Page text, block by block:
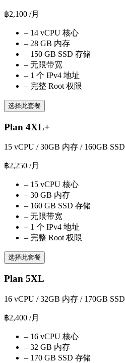
฿2,100 /月
– 14 vCPU 核心
– 28 GB 内存
– 150 GB SSD 存储
– 无限带宽
– 1 个 IPv4 地址
– 完整 Root 权限
选择此套餐
Plan 4XL+
15 vCPU / 30GB 内存 / 160GB SSD
฿2,250 /月
– 15 vCPU 核心
– 30 GB 内存
– 160 GB SSD 存储
– 无限带宽
– 1 个 IPv4 地址
– 完整 Root 权限
选择此套餐
Plan 5XL
16 vCPU / 32GB 内存 / 170GB SSD
฿2,400 /月
– 16 vCPU 核心
– 32 GB 内存
– 170 GB SSD 存储